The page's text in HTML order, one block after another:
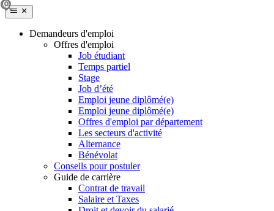
Demandeurs d'emploi
Offres d'emploi
Job étudiant
Temps partiel
Stage
Job d’été
Emploi jeune diplômé(e)
Emploi jeune diplômé(e)
Offres d'emploi par département
Les secteurs d'activité
Alternance
Bénévolat
Conseils pour postuler
Guide de carrière
Contrat de travail
Salaire et Taxes